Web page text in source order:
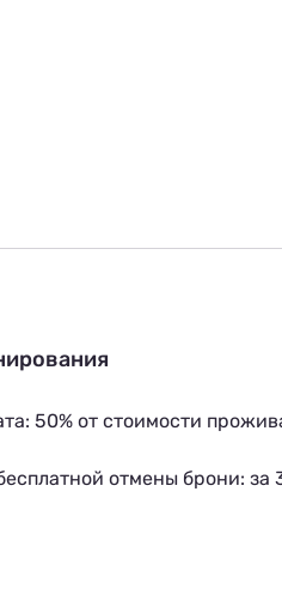
50% от стоимости
отмены брони: за